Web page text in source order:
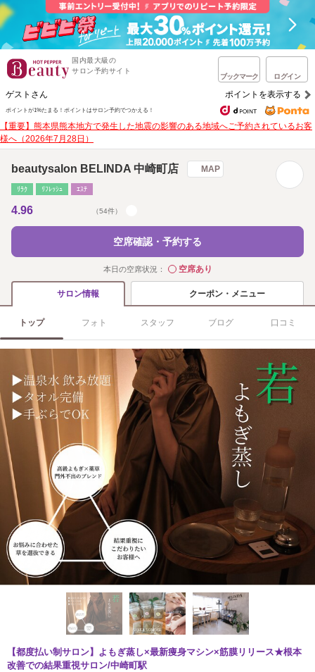
国内最大級の
サロン予約サイト
ブックマーク ログイン
ゲストさん ポイントを表示する
ポイントが1%たまる！ ポイントはサロン予約でつかえる！
【重要】熊本県熊本地方で発生した地震の影響のある地域へご予約されているお客
様へ（2026年7月28日）
beautysalon BELINDA 中崎町店 MAP
ﾘﾗｸ ﾘﾌﾚｯｼｭ ｴｽﾃ
4.96 （54件）
空席確認・予約する
本日の空席状況： ◯空席あり
サロン情報 クーポン・メニュー
トップ フォト スタッフ ブログ 口コミ
【都度払い制サロン】よもぎ蒸し×最新痩身マシン×筋膜リリース★根本
改善での結果重視サロン/中崎町駅